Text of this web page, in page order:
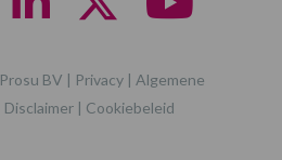
BV | Privacy | Algemene
Disclaimer | Cookiebeleid